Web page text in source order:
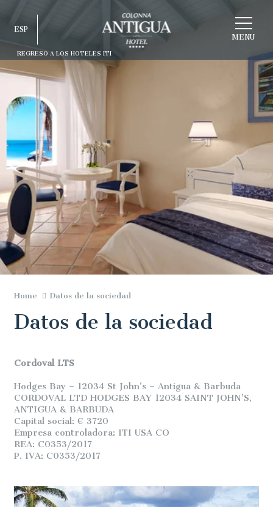
MENU
REGRESO A LOS HOTELES ITI
ESP
ITA
ENG
DEU
ESP
Home Datos de la sociedad
Datos de la sociedad
Cordoval LTS
Hodges Bay – 12034 St John’s – Antigua & Barbuda
CORDOVAL LTD HODGES BAY 12034 SAINT JOHN’S,
ANTIGUA & BARBUDA
Capital social: € 3720
Empresa controladora: ITI USA CO
REA: C0353/2017
P. IVA: C0353/2017